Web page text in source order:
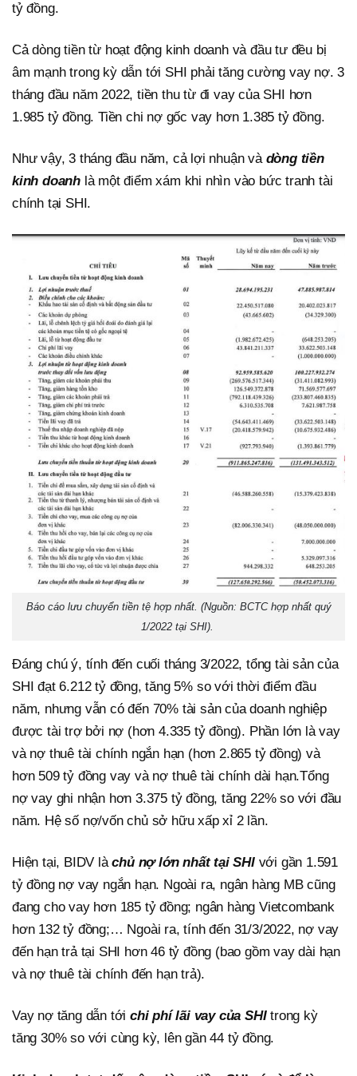
tỷ đồng.
Cả dòng tiền từ hoạt động kinh doanh và đầu tư đều bị
âm mạnh trong kỳ dẫn tới SHI phải tăng cường vay nợ. 3
tháng đầu năm 2022, tiền thu từ đi vay của SHI hơn
1.985 tỷ đồng. Tiền chi nợ gốc vay hơn 1.385 tỷ đồng.
Như vậy, 3 tháng đầu năm, cả lợi nhuận vàdòng tiền
kinh doanh là một điểm xám khi nhìn vào bức tranh tài
chính tại SHI.
Báo cáo lưu chuyển tiền tệ hợp nhất. (Nguồn: BCTC hợp nhất quý
1/2022 tại SHI).
Đáng chú ý, tính đến cuối tháng 3/2022, tổng tài sản của
SHI đạt 6.212 tỷ đồng, tăng 5% so với thời điểm đầu
năm, nhưng vẫn có đến 70% tài sản của doanh nghiệp
được tài trợ bởi nợ (hơn 4.335 tỷ đồng). Phần lớn là vay
và nợ thuê tài chính ngắn hạn (hơn 2.865 tỷ đồng) và
hơn 509 tỷ đồng vay và nợ thuê tài chính dài hạn.Tổng
nợ vay ghi nhận hơn 3.375 tỷ đồng, tăng 22% so với đầu
năm. Hệ số nợ/vốn chủ sở hữu xấp xỉ 2 lần.
Hiện tại, BIDV làchủ nợ lớn nhất tại SHIvới gần 1.591
tỷ đồng nợ vay ngắn hạn. Ngoài ra, ngân hàng MB cũng
đang cho vay hơn 185 tỷ đồng; ngân hàng Vietcombank
hơn 132 tỷ đồng;… Ngoài ra, tính đến 31/3/2022, nợ vay
đến hạn trả tại SHI hơn 46 tỷ đồng (bao gồm vay dài hạn
và nợ thuê tài chính đến hạn trả).
Vay nợ tăng dẫn tới chi phí lãi vay của SHItrong kỳ
tăng 30% so với cùng kỳ, lên gần 44 tỷ đồng.